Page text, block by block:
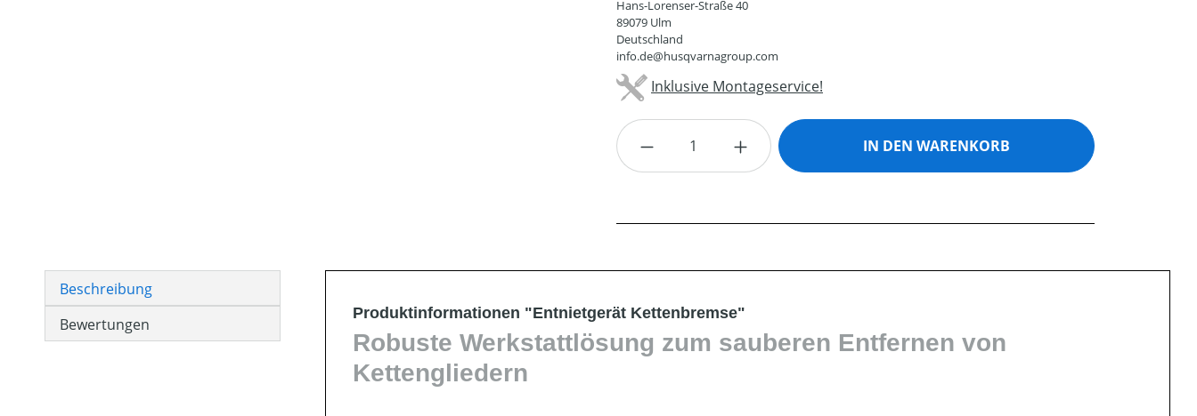
Hans-Lorenser-Straße 40
89079 Ulm
Deutschland
info.de@husqvarnagroup.com
Inklusive Montageservice!
Produkt Anzahl: Gib den gewünschten Wert ein oder
IN DEN WARENKORB
Beschreibung
Bewertungen
Produktinformationen "Entnietgerät Kettenbremse"
Robuste Werkstattlösung zum sauberen Entfernen von
Kettengliedern